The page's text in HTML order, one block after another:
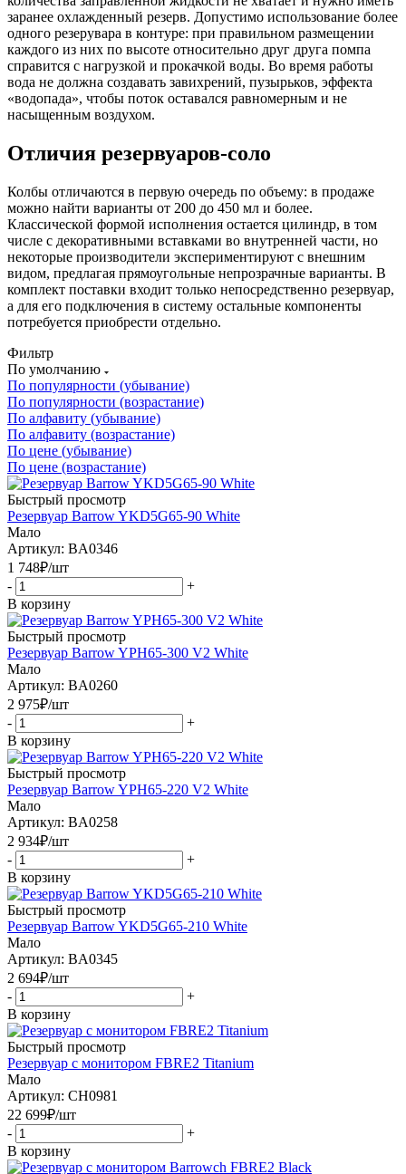
заранее охлажденный резерв. Допустимо использование более
одного резерувара в контуре: при правильном размещении
каждого из них по высоте относительно друг друга помпа
справится с нагрузкой и прокачкой воды. Во время работы
вода не должна создавать завихрений, пузырьков, эффекта
«водопада», чтобы поток оставался равномерным и не
насыщенным воздухом.
Отличия резервуаров-соло
Колбы отличаются в первую очередь по объему: в продаже
можно найти варианты от 200 до 450 мл и более.
Классической формой исполнения остается цилиндр, в том
числе с декоративными вставками во внутренней части, но
некоторые производители экспериментируют с внешним
видом, предлагая прямоугольные непрозрачные варианты. В
комплект поставки входит только непосредственно резервуар,
а для его подключения в систему остальные компоненты
потребуется приобрести отдельно.
Фильтр
По умолчанию
По популярности (убывание)
По популярности (возрастание)
По алфавиту (убывание)
По алфавиту (возрастание)
По цене (убывание)
По цене (возрастание)
Быстрый просмотр
Резервуар Barrow YKD5G65-90 White
Мало
Артикул: BA0346
1 748₽/шт
-
+
В корзину
Быстрый просмотр
Резервуар Barrow YPH65-300 V2 White
Мало
Артикул: BA0260
2 975₽/шт
-
+
В корзину
Быстрый просмотр
Резервуар Barrow YPH65-220 V2 White
Мало
Артикул: BA0258
2 934₽/шт
-
+
В корзину
Быстрый просмотр
Резервуар Barrow YKD5G65-210 White
Мало
Артикул: BA0345
2 694₽/шт
-
+
В корзину
Быстрый просмотр
Резервуар с монитором FBRE2 Titanium
Мало
Артикул: CH0981
22 699₽/шт
-
+
В корзину